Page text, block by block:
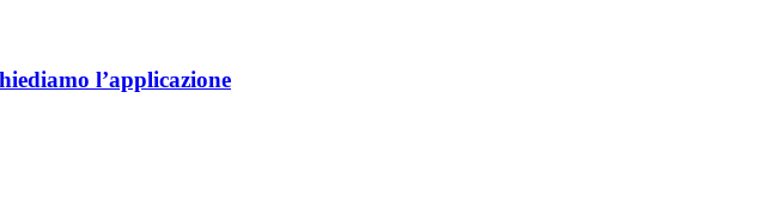
l’applicazione